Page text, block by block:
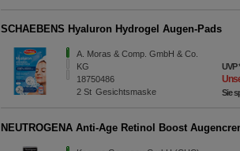
SCHAEBENS Hyaluron Hydrogel Augen-Pads
A. Moras & Comp. GmbH & Co.
KG
18750486
2St Gesichtsmaske
UVP
Sie
NEUTROGENA Anti-Age Retinol Boost